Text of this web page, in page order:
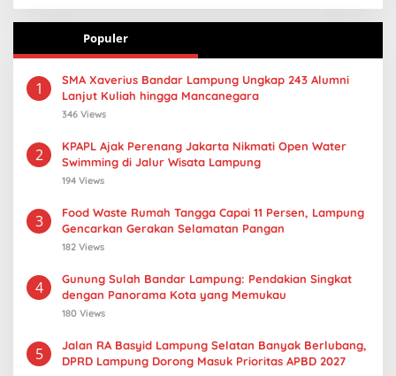
Populer
1
SMA Xaverius Bandar Lampung Ungkap 243 Alumni
Lanjut Kuliah hingga Mancanegara
346 Views
2
KPAPL Ajak Perenang Jakarta Nikmati Open Water
Swimming di Jalur Wisata Lampung
194 Views
3
Food Waste Rumah Tangga Capai 11 Persen, Lampung
Gencarkan Gerakan Selamatan Pangan
182 Views
4
Gunung Sulah Bandar Lampung: Pendakian Singkat
dengan Panorama Kota yang Memukau
180 Views
5
Jalan RA Basyid Lampung Selatan Banyak Berlubang,
DPRD Lampung Dorong Masuk Prioritas APBD 2027